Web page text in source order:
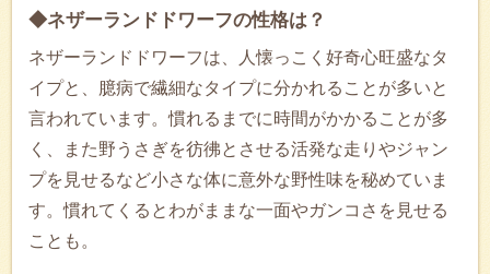
◆ネザーランドドワーフの性格は？
ネザーランドドワーフは、人懐っこく好奇心旺盛なタ
イプと、臆病で繊細なタイプに分かれることが多いと
言われています。慣れるまでに時間がかかることが多
く、また野うさぎを彷彿とさせる活発な走りやジャン
プを見せるなど小さな体に意外な野性味を秘めていま
す。慣れてくるとわがままな一面やガンコさを見せる
ことも。